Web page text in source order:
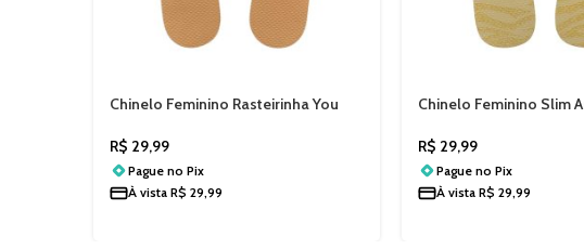
Chinelo Feminino Rasteirinha You
R$ 29,99
Pague no Pix
À vista R$ 29,99
Chinelo Feminino Slim
R$ 29,99
Pague noPix
À vistaR$ 29,99